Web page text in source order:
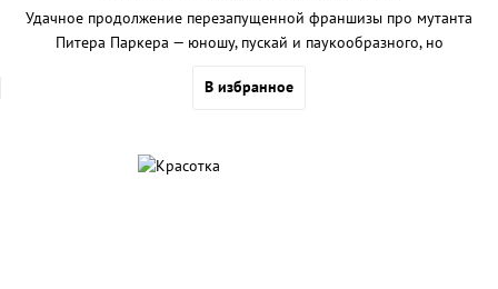
Удачное продолжение перезапущенной франшизы про мутанта
Питера Паркера — юношу, пускай и паукообразного, но
можно сказать.
В избранное